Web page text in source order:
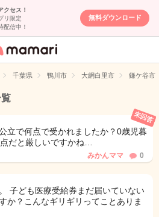
クセス！
リ限定
配信中！
無料ダウンロード
専用匿名QA
千葉県 鴨川市 大網白里市 鎌ケ谷市
立で何点で受かれましたか？0歳児暮
だと厳しいですかね…
未回答
みかんママ 0
子ども医療受給券まだ届いていない
か？こんなギリギリってことありま